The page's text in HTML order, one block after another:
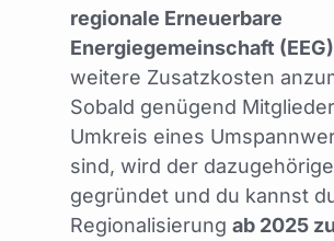
regionale Erneuerbare
Energiegemeinschaft (EEG)
weitere Zusatzkosten
Sobald genügend
Umkreis eines
sind, wird der
gegründet und du kannst
Regionalisierung ab 2025